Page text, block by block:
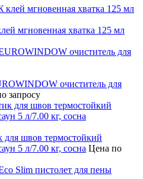
хватка 125 мл
очиститель для
запросу
для швов термостойкий
5 л/7.00 кг, сосна Цена по